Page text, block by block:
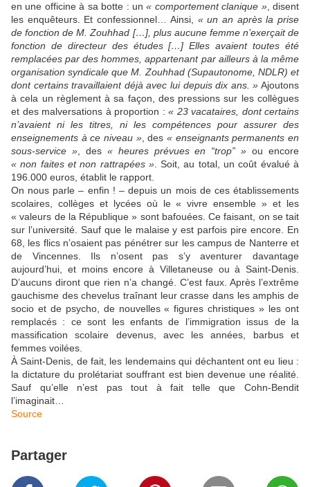
en une officine à sa botte : un« comportement clanique », disent
les enquêteurs. Et confessionnel… Ainsi, « un an après la prise
de fonction de M. Zouhhad […], plus aucune femme n’exerçait de
fonction de directeur des études […] Elles avaient toutes été
remplacées par des hommes, appartenant par ailleurs à la même
organisation syndicale que M. Zouhhad (Supautonome, NDLR) et
dont certains travaillaient déjà avec lui depuis dix ans. » Ajoutons
à cela un règlement à sa façon, des pressions sur les collègues
et des malversations à proportion : « 23 vacataires, dont certains
n’avaient ni les titres, ni les compétences pour assurer des
enseignements à ce niveau », des« enseignants permanents en
sous-service », des « heures prévues en “trop” » ou encore
« non faites et non rattrapées ». Soit, au total, un coût évalué à
196.000 euros, établit le rapport.
On nous parle – enfin ! – depuis un mois de ces établissements
scolaires, collèges et lycées où le « vivre ensemble » et les
« valeurs de la République » sont bafouées. Ce faisant, on se tait
sur l’université. Sauf que le malaise y est parfois pire encore. En
68, les flics n’osaient pas pénétrer sur les campus de Nanterre et
de Vincennes. Ils n’osent pas s’y aventurer davantage
aujourd’hui, et moins encore à Villetaneuse ou à Saint-Denis.
D’aucuns diront que rien n’a changé. C’est faux. Après l’extrême
gauchisme des chevelus traînant leur crasse dans les amphis de
socio et de psycho, de nouvelles « figures christiques » les ont
remplacés : ce sont les enfants de l’immigration issus de la
massification scolaire devenus, avec les années, barbus et
femmes voilées.
À Saint-Denis, de fait, les lendemains qui déchantent ont eu lieu :
la dictature du prolétariat souffrant est bien devenue une réalité.
Sauf qu’elle n’est pas tout à fait telle que Cohn-Bendit
l’imaginait…
Source
Partager